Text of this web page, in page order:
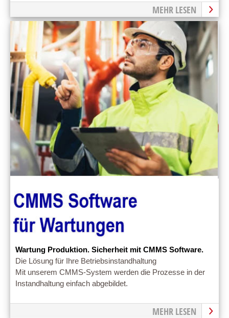
MEHR LESEN
Wartung Produktion. Sicherheit mit CMMS Software.
Die Lösung für Ihre Betriebsinstandhaltung
Mit unserem CMMS-System werden die Prozesse in der
Instandhaltung einfach abgebildet.
MEHR LESEN